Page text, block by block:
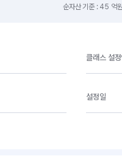
순자산 기준 : 45 억
클래스 설정
설정일